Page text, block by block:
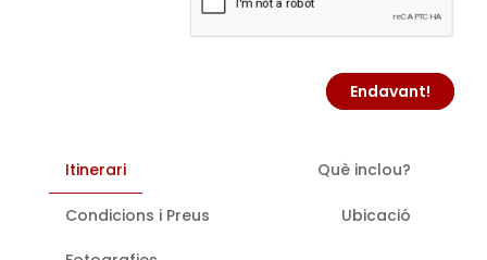
Endavant!
Itinerari Què inclou?
Condicions i Preus Ubicació